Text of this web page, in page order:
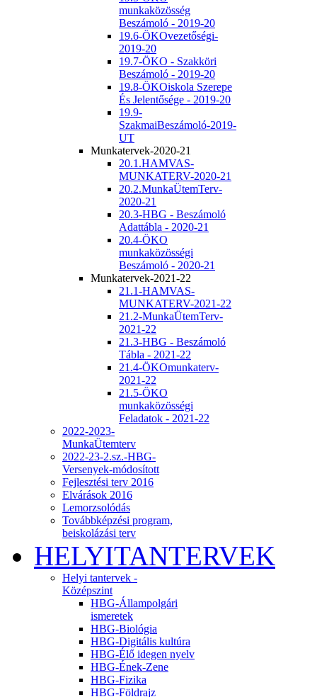
munkaközösség
Beszámoló - 2019-20
19.6-ÖKOvezetőségi-
2019-20
19.7-ÖKO - Szakköri
Beszámoló - 2019-20
19.8-ÖKOiskola Szerepe
És Jelentősége - 2019-20
19.9-
SzakmaiBeszámoló-2019-
UT
Munkatervek-2020-21
20.1.HAMVAS-
MUNKATERV-2020-21
20.2.MunkaÜtemTerv-
2020-21
20.3-HBG - Beszámoló
Adattábla - 2020-21
20.4-ÖKO
munkaközösségi
Beszámoló - 2020-21
Munkatervek-2021-22
21.1-HAMVAS-
MUNKATERV-2021-22
21.2-MunkaÜtemTerv-
2021-22
21.3-HBG - Beszámoló
Tábla - 2021-22
21.4-ÖKOmunkaterv-
2021-22
21.5-ÖKO
munkaközösségi
Feladatok - 2021-22
2022-2023-
MunkaÜtemterv
2022-23-2.sz.-HBG-
Versenyek-módosított
Fejlesztési terv 2016
Elvárások 2016
Lemorzsolódás
Továbbképzési program,
beiskolázási terv
HELYITANTERVEK
Helyi tantervek -
Középszint
HBG-Állampolgári
ismeretek
HBG-Biológia
HBG-Digitális kultúra
HBG-Élő idegen nyelv
HBG-Ének-Zene
HBG-Fizika
HBG-Földrajz